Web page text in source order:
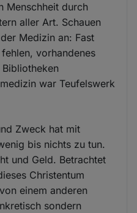
Menschheit durch
aller Art. Schauen
Medizin an: Fast
vorhandenes
war Teufelswerk
Zweck hat mit
bis nichts zu tun.
und Geld. Betrachtet
Christentum
einem anderen
sondern